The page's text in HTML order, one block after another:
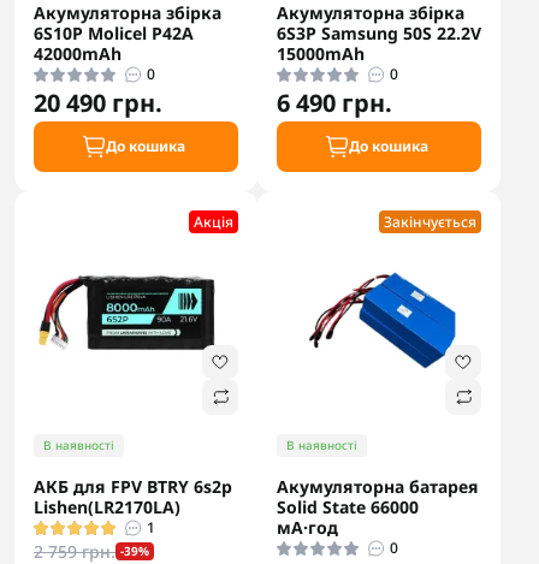
Акумуляторна збірка
6S10P Molicel P42A
42000mAh
0
20 490 грн.
До кошика
Акумуляторна збірка
6S3P Samsung 50S 22.2V
15000mAh
0
6 490 грн.
До кошика
Акцiя
В наявності
АКБ для FPV BTRY 6s2p
Lishen(LR2170LA)
1
2 759 грн. -39%
Закінчується
В наявності
Акумуляторна батарея
Solid State 66000
мА·год
0